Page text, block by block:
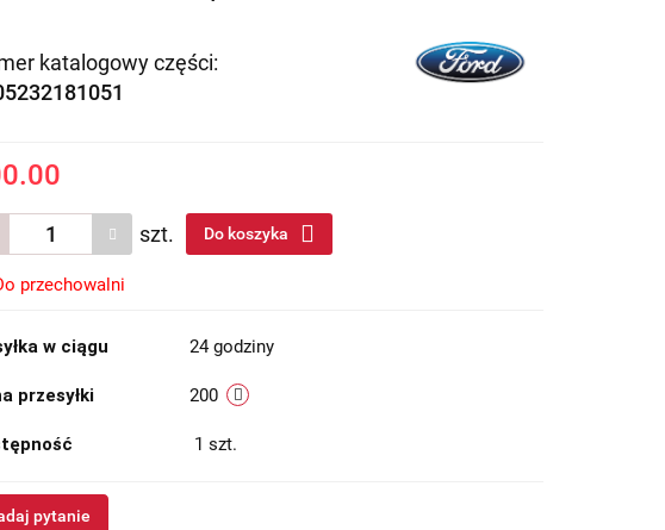
katalogowy części:
szt. Do koszyka
przechowalni
w ciągu 24 godziny
przesyłki 200
1 szt.
pytanie